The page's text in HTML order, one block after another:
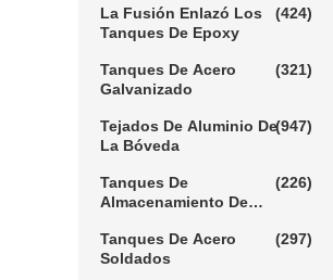
La Fusión Enlazó Los
Tanques De Epoxy
(424)
Tanques De Acero
Galvanizado
(321)
Tejados De Aluminio De
La Bóveda
(947)
Tanques De
Almacenamiento De
(226)
Tanques De Acero
Soldados
(297)